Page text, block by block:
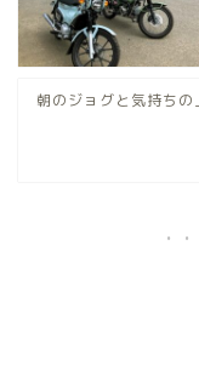
朝のジョグと気持ちの